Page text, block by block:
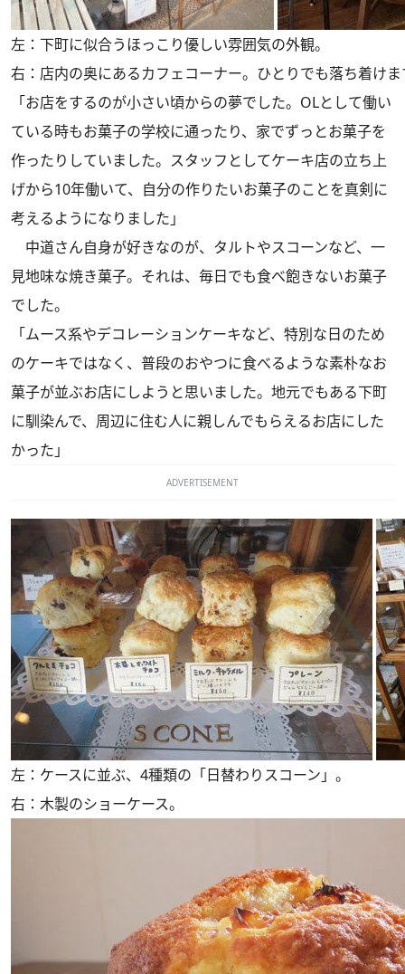
左：下町に似合うほっこり優しい雰囲気の外観。
右：店内の奥にあるカフェコーナー。ひとりでも落ち着けま
「お店をするのが小さい頃からの夢でした。OLとして働い
ている時もお菓子の学校に通ったり、家でずっとお菓子を
作ったりしていました。スタッフとしてケーキ店の立ち上
げから10年働いて、自分の作りたいお菓子のことを真剣に
考えるようになりました」
中道さん自身が好きなのが、タルトやスコーンなど、一
見地味な焼き菓子。それは、毎日でも食べ飽きないお菓子
でした。
「ムース系やデコレーションケーキなど、特別な日のため
のケーキではなく、普段のおやつに食べるような素朴なお
菓子が並ぶお店にしようと思いました。地元でもある下町
に馴染んで、周辺に住む人に親しんでもらえるお店にした
かった」
ADVERTISEMENT
左：ケースに並ぶ、4種類の「日替わりスコーン」。
右：木製のショーケース。